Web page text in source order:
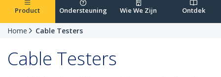
Product Ondersteuning Wie We Zijn Ontdek
Home Cable Testers
Cable Testers